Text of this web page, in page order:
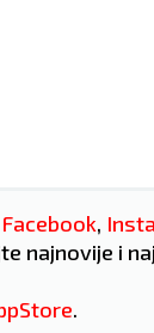
Facebook,
najnovije i
.